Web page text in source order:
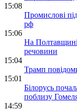
15:08
Промислові
рф
15:06
На Полтавщині
речовини
15:04
Трамп
15:01
Білорусь
поблизу
14:59